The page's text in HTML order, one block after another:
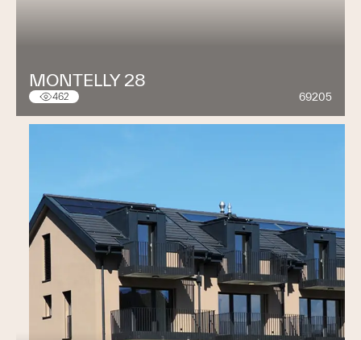
MONTELLY 28
462 69205